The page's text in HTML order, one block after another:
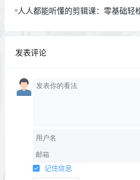
人人都能听懂的剪辑课：零基础轻
发表评论
记住信息